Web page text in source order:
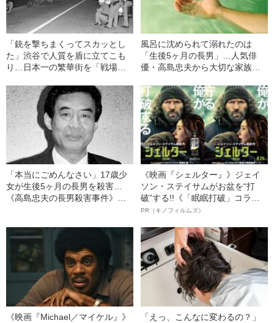
「銃を撃ちまくってスカッとし
た」渋谷で人質を盾に立てこも
り…日本一の繁華街を「戦場に
（昭和40年の事件）
風呂に沈められて溺れたのは
「生後5ヶ月の長男」…人気俳
優・高島忠夫から大切な家族を
39年の事件）
「本当にごめんなさい」17歳少
女が生後5ヶ月の長男を殺害…
《高島忠夫の長男殺害事件》夫
《映画『シェルター』》ジェイ
ソン・ステイサムがお盆を“打
破”する!!《「眠眠打破」コラ
ボ》
PR（キノフィルムズ）
《映画『Michael／マイケル』》
「えっ、こんなに変わるの？」